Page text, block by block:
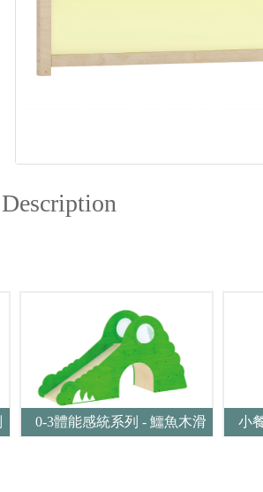
Description
0-3體能感統系列 - 鱷魚木滑
小